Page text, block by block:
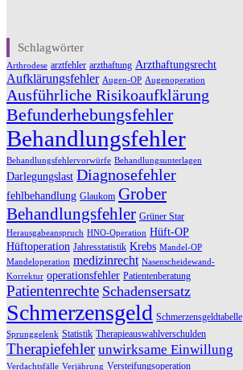
Schlagwörter
Arthrodese arztfehler arzthaftung Arzthaftungsrecht
Aufklärungsfehler Augen-OP Augenoperation
Ausführliche Risikoaufklärung
Befunderhebungsfehler
Behandlungsfehler
Behandlungsfehlervorwürfe Behandlungsunterlagen
Darlegungslast Diagnosefehler
fehlbehandlung Glaukom Grober
Behandlungsfehler Grüner Star
Herausgabeanspruch HNO-Operation Hüft-OP
Hüftoperation Jahresstatistik Krebs Mandel-OP
Mandeloperation medizinrecht Nasenscheidewand-
Korrektur operationsfehler Patientenberatung
Patientenrechte Schadensersatz
Schmerzensgeld Schmerzensgeldtabelle
Sprunggelenk Statistik Therapieauswahlverschulden
Therapiefehler unwirksame Einwillung
Verdachtsfälle Verjährung Versteifungsoperation